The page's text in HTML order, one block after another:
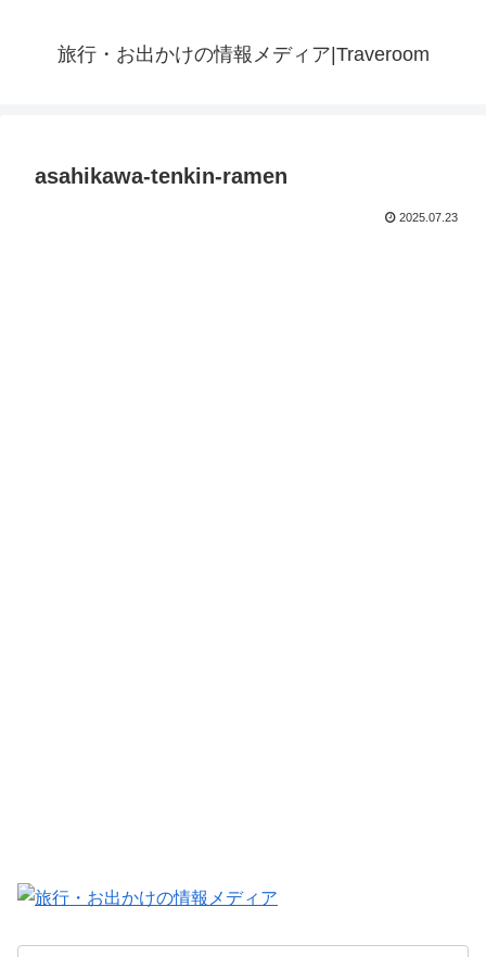
旅行・お出かけの情報メディア|Traveroom
asahikawa-tenkin-ramen
2025.07.23